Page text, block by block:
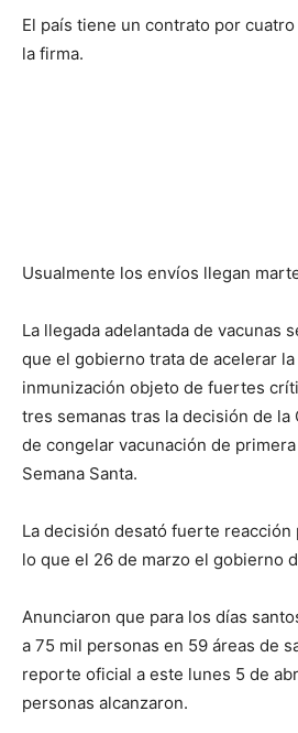
El país tiene un contrato por
la firma.
Usualmente los envíos llegan
La llegada adelantada de vacunas
que el gobierno trata de acelerar
inmunización objeto de fuertes
tres semanas tras la decisión de la
de congelar vacunación de
Semana Santa.
La decisión desató fuerte
lo que el 26 de marzo el gobierno
Anunciaron que para los días
a 75 mil personas en 59 áreas de
reporte oficial a este lunes 5 de
personas alcanzaron.